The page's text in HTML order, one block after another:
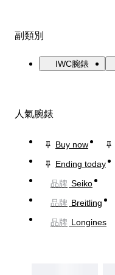
副類別
IWC腕錶
人氣腕錶
Buy now
Ending today
品牌 Seiko
品牌 Breitling
品牌 Longines